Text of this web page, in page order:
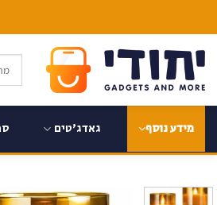
content
מידע נוסף גאדג'טים